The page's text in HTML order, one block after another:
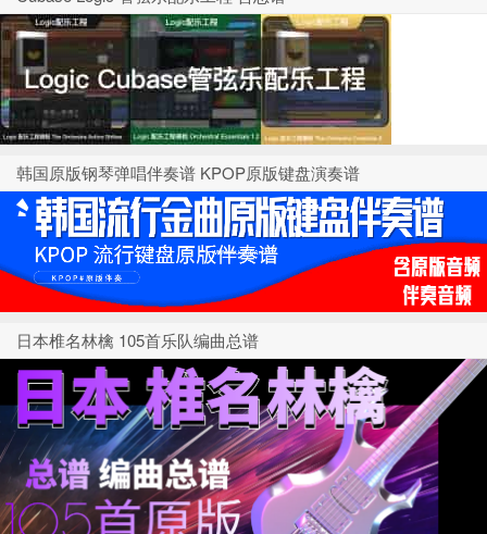
韩国原版钢琴弹唱伴奏谱 KPOP原版键盘演奏谱
日本椎名林檎 105首乐队编曲总谱